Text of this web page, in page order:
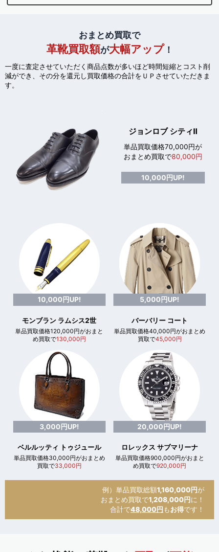
おまとめ買取で
革靴買取額が大幅アップ！
一度に査定させていただく商品点数が多いほど時間短縮とコスト削
減ができ、 その分を還元し買取価格の合計をＵＰさせていただきま
す。
ジョンロブ シティⅡ
単品買取価格70,000円が
おまとめ買取で80,000円
10,000円UP!
10,000円UP!
モンブラン ラムシス2世
単品買取価格120,000円がおまと
め買取で130,000円
5,000円UP!
バーバリー コート
単品買取価格40,000円がおまとめ
買取で45,000円
3,000円UP!
ベルルッティ トゥジュール
単品買取価格30,000円がおまとめ
買取で33,000円
20,000円UP!
ロレックス サブマリーナ
単品買取価格900,000円がおまと
め買取で920,000円
例）単品買取総額1,160,000円が
おまとめ買取で1,208,000円に！
合計で48,000円 もお得です！